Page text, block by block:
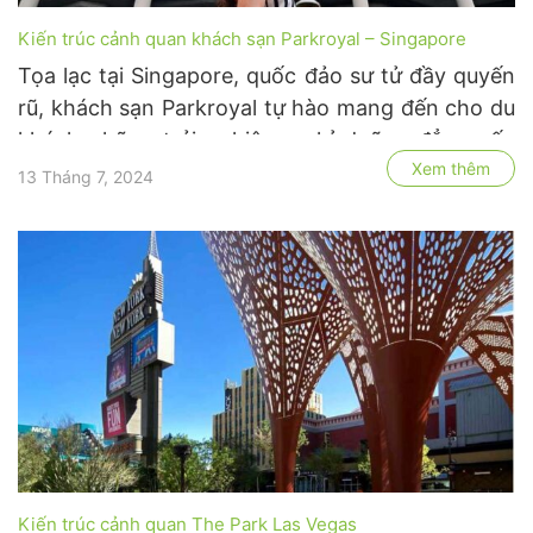
Kiến trúc cảnh quan khách sạn Parkroyal – Singapore
Tọa lạc tại Singapore, quốc đảo sư tử đầy quyến
rũ, khách sạn Parkroyal tự hào mang đến cho du
khách những trải nghiệm nghỉ dưỡng đẳng cấp
quốc tế, kết hợp hài hòa giữa sự sang trọng, tiện
hệ thống …
13 Tháng 7, 2024 Xem thêm
Kiến trúc cảnh quan The Park Las Vegas